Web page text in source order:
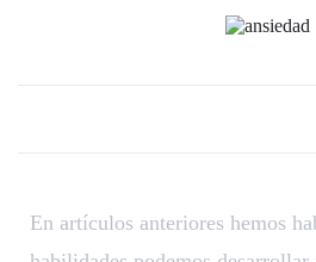
En artículos anteriores hemos